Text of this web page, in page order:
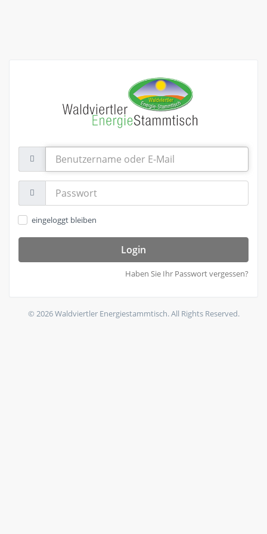
oder
E-
Mail
eingeloggt bleiben
Login
Haben Sie Ihr Passwort vergessen?
© 2026 Waldviertler Energiestammtisch. All Rights Reserved.